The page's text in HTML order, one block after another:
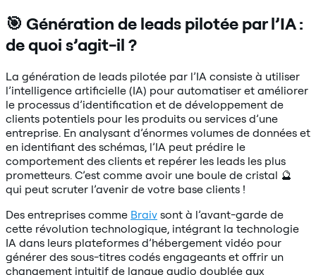
🎯 Génération de leads pilotée par l’IA :
de quoi s’agit-il ?
La génération de leads pilotée par l’IA consiste à utiliser
l’intelligence artificielle (IA) pour automatiser et améliorer
le processus d’identification et de développement de
clients potentiels pour les produits ou services d’une
entreprise. En analysant d’énormes volumes de données et
en identifiant des schémas, l’IA peut prédire le
comportement des clients et repérer les leads les plus
prometteurs. C’est comme avoir une boule de cristal 🔮
qui peut scruter l’avenir de votre base clients !
Des entreprises comme Braiv sont à l’avant-garde de
cette révolution technologique, intégrant la technologie
IA dans leurs plateformes d’hébergement vidéo pour
générer des sous-titres codés engageants et offrir un
changement intuitif de langue audio doublée aux